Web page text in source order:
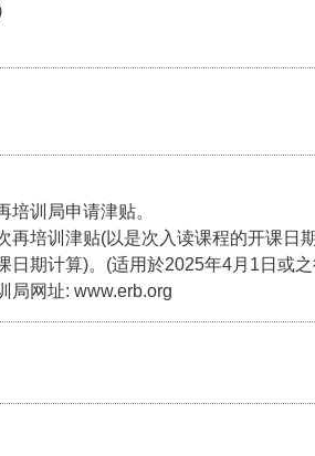
培训局申请津贴。
再培训津贴(以是次入读课程的开课日
日期计算)。(适用於2025年4月1日或
局网址: www.erb.org